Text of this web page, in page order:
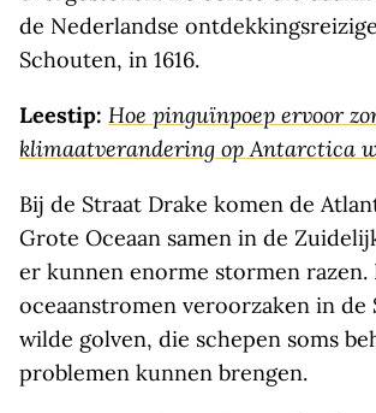
de Nederlandse
Schouten, in 1616.
Leestip: Hoe pinguïnpoep ervoor
klimaatverandering op Antarctica
Bij de Straat Drake komen de
Grote Oceaan samen in de
er kunnen enorme stormen razen.
oceaanstromen veroorzaken in de
wilde golven, die schepen soms
problemen kunnen brengen.